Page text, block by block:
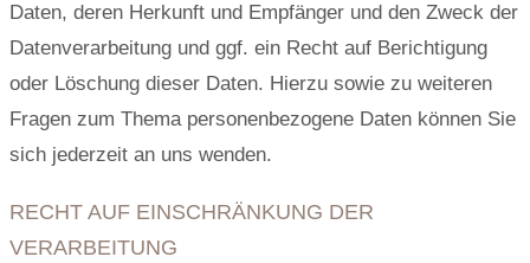
Daten, deren Herkunft und Empfänger und den Zweck der
Datenverarbeitung und ggf. ein Recht auf Berichtigung
oder Löschung dieser Daten. Hierzu sowie zu weiteren
Fragen zum Thema personenbezogene Daten können Sie
sich jederzeit an uns wenden.
RECHT AUF EINSCHRÄNKUNG DER
VERARBEITUNG